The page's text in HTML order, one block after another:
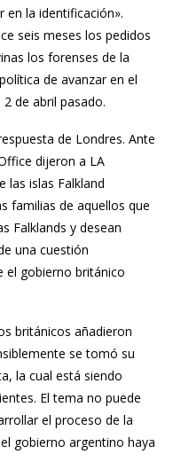
en la identificación».
seis meses los pedidos
los forenses de la
de avanzar en el
de abril pasado.
de Londres. Ante
dijeron a LA
las islas Falkland
familias de aquellos que
Falklands y desean
una cuestión
el gobierno británico
británicos añadieron
se tomó su
la cual está siendo
El tema no puede
el proceso de la
gobierno argentino haya